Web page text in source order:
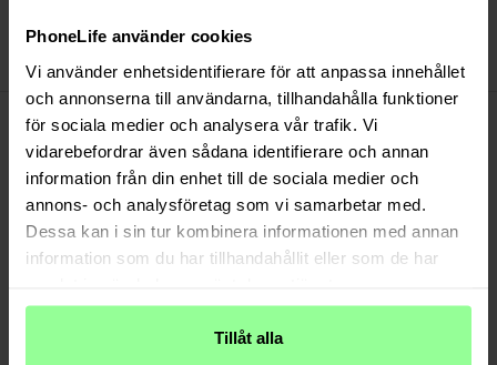
PhoneLife använder cookies
Vi använder enhetsidentifierare för att anpassa innehållet
och annonserna till användarna, tillhandahålla funktioner
för sociala medier och analysera vår trafik. Vi
vidarebefordrar även sådana identifierare och annan
information från din enhet till de sociala medier och
annons- och analysföretag som vi samarbetar med.
Dessa kan i sin tur kombinera informationen med annan
information som du har tillhandahållit eller som de har
Tillåt alla
30 Tage Rückgaberecht
Art number :58392
PRODUKTBESCHREIBUNG
Geeignet für:
- Apple Watch 38mm Series 1-3
- Apple Watch 40mm Series 4-6/SE
- Apple Watch 41mm Series 7-9
- Apple Watch 44mm Series 4-6/SE